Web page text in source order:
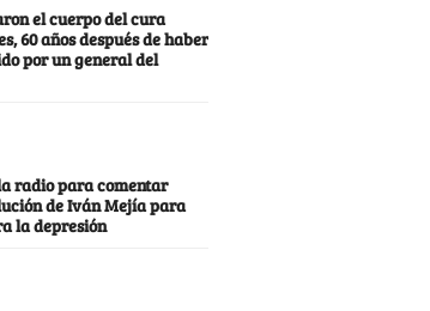
el cuerpo del cura
60 años después de haber
por un general del
radio para comentar
de Iván Mejía para
la depresión